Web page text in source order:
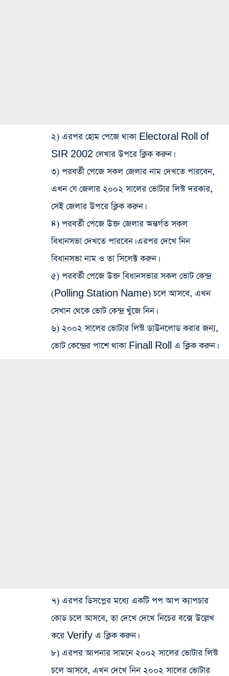
২) এরপর হোম পেজে থাকা Electoral Roll of
SIR 2002 লেখার উপরে ক্লিক করুন।
৩) পরবর্তী পেজে সকল জেলার নাম দেখতে পারবেন,
এখন যে জেলার ২০০২ সালের ভোটার লিস্ট দরকার,
সেই জেলার উপরে ক্লিক করুন।
৪) পরবর্তী পেজে উক্ত জেলার অন্তর্গত সকল
বিধানসভা দেখতে পারবেন। এরপর দেখে নিন
বিধানসভা নাম ও তা সিলেক্ট করুন।
৫) পরবর্তী পেজে উক্ত বিধানসভার সকল ভোট কেন্দ্র
(Polling Station Name) চলে আসবে, এখন
সেখান থেকে ভোট কেন্দ্র খুঁজে নিন।
৬) ২০০২ সালের ভোটার লিস্ট ডাউনলোড করার জন্য,
ভোট কেন্দ্রের পাশে থাকা Finall Roll এ ক্লিক করুন।
৭) এরপর ডিসপ্লের মধ্যে একটি পপ আপ ক্যাপচার
কোড চলে আসবে, তা দেখে দেখে নিচের বক্সে উল্লেখ
করে Verify এ ক্লিক করুন।
৮) এরপর আপনার সামনে ২০০২ সালের ভোটার লিস্ট
চলে আসবে, এখন দেখে নিন ২০০২ সালের ভোটার